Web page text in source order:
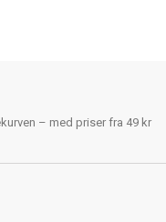
– med priser fra 49 kr